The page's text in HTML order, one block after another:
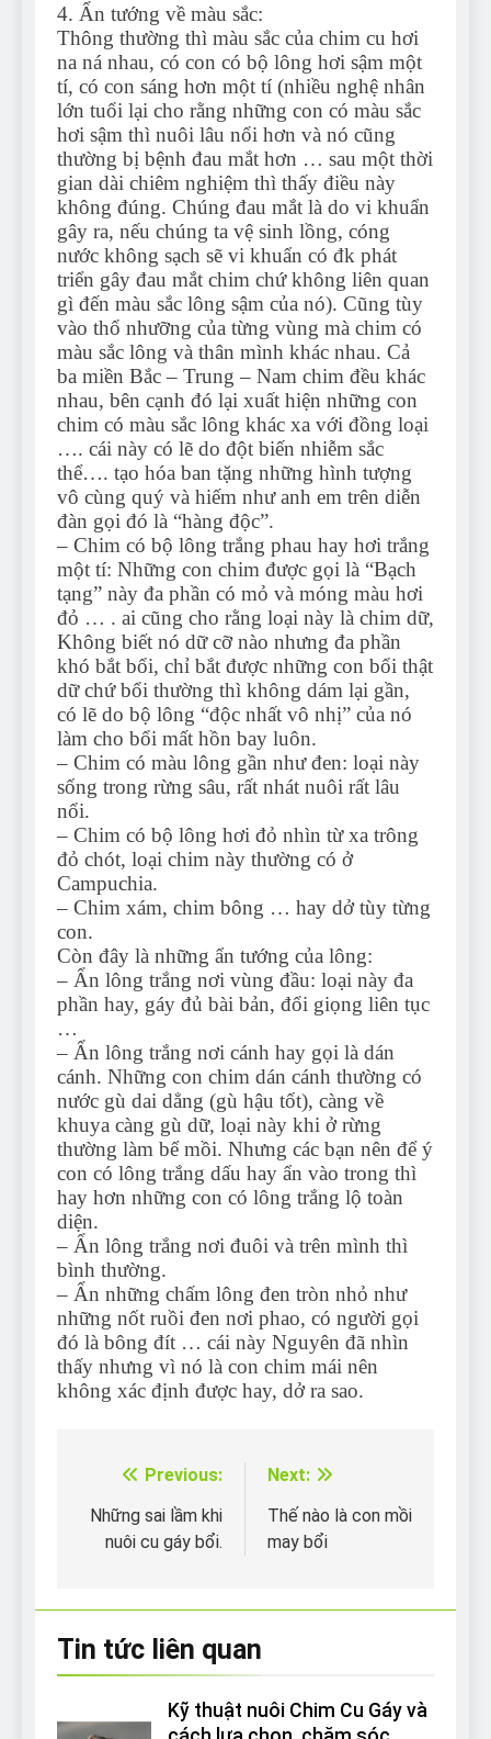
4. Ẩn tướng về màu sắc:
Thông thường thì màu sắc của chim cu hơi
na ná nhau, có con có bộ lông hơi sậm một
tí, có con sáng hơn một tí (nhiều nghệ nhân
lớn tuổi lại cho rằng những con có màu sắc
hơi sậm thì nuôi lâu nổi hơn và nó cũng
thường bị bệnh đau mắt hơn … sau một thời
gian dài chiêm nghiệm thì thấy điều này
không đúng. Chúng đau mắt là do vi khuẩn
gây ra, nếu chúng ta vệ sinh lồng, cóng
nước không sạch sẽ vi khuẩn có đk phát
triển gây đau mắt chim chứ không liên quan
gì đến màu sắc lông sậm của nó). Cũng tùy
vào thổ nhưỡng của từng vùng mà chim có
màu sắc lông và thân mình khác nhau. Cả
ba miền Bắc – Trung – Nam chim đều khác
nhau, bên cạnh đó lại xuất hiện những con
chim có màu sắc lông khác xa với đồng loại
…. cái này có lẽ do đột biến nhiễm sắc
thể…. tạo hóa ban tặng những hình tượng
vô cùng quý và hiếm như anh em trên diễn
đàn gọi đó là “hàng độc”.
– Chim có bộ lông trắng phau hay hơi trắng
một tí: Những con chim được gọi là “Bạch
tạng” này đa phần có mỏ và móng màu hơi
đỏ … . ai cũng cho rằng loại này là chim dữ,
Không biết nó dữ cỡ nào nhưng đa phần
khó bắt bổi, chỉ bắt được những con bổi thật
dữ chứ bổi thường thì không dám lại gần,
có lẽ do bộ lông “độc nhất vô nhị” của nó
làm cho bổi mất hồn bay luôn.
– Chim có màu lông gần như đen: loại này
sống trong rừng sâu, rất nhát nuôi rất lâu
nổi.
– Chim có bộ lông hơi đỏ nhìn từ xa trông
đỏ chót, loại chim này thường có ở
Campuchia.
– Chim xám, chim bông … hay dở tùy từng
con.
Còn đây là những ẩn tướng của lông:
– Ẩn lông trắng nơi vùng đầu: loại này đa
phần hay, gáy đủ bài bản, đổi giọng liên tục
…
– Ẩn lông trắng nơi cánh hay gọi là dán
cánh. Những con chim dán cánh thường có
nước gù dai dẳng (gù hậu tốt), càng về
khuya càng gù dữ, loại này khi ở rừng
thường làm bể mồi. Nhưng các bạn nên để ý
con có lông trắng dấu hay ẩn vào trong thì
hay hơn những con có lông trắng lộ toàn
diện.
– Ẩn lông trắng nơi đuôi và trên mình thì
bình thường.
– Ẩn những chấm lông đen tròn nhỏ như
những nốt ruồi đen nơi phao, có người gọi
đó là bông đít … cái này Nguyên đã nhìn
thấy nhưng vì nó là con chim mái nên
không xác định được hay, dở ra sao.
Điều
hướng
Previous:
Những sai lầm khi
nuôi cu gáy bổi.
Next:
Thế nào là con mồi
may bổi
Tin tức liên quan
Kỹ thuật nuôi Chim Cu Gáy và